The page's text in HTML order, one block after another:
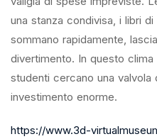
una stanza condivisa, i libri
sommano rapidamente,
divertimento. In questo
studenti cercano una
investimento enorme.
https://www.3d-